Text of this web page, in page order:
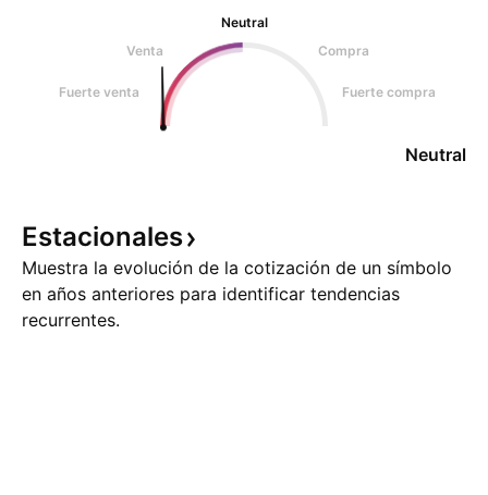
Neutral
Venta
Compra
Fuerte venta Fuerte compra
Neutral
Estacionales
Muestra la evolución de la cotización de un símbolo
en años anteriores para identificar tendencias
recurrentes.